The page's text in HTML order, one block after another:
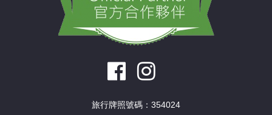
旅行牌照號碼：354024